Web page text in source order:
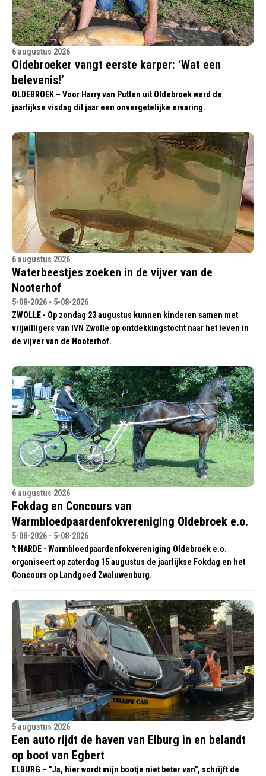
6 augustus 2026
Oldebroeker vangt eerste karper: ‘Wat een
belevenis!’
OLDEBROEK – Voor Harry van Putten uit Oldebroek werd de
jaarlijkse visdag dit jaar een onvergetelijke ervaring.
6 augustus 2026
Waterbeestjes zoeken in de vijver van de
Nooterhof
5-08-2026 - 5-08-2026
ZWOLLE - Op zondag 23 augustus kunnen kinderen samen met
vrijwilligers van IVN Zwolle op ontdekkingstocht naar het leven in
de vijver van de Nooterhof.
6 augustus 2026
Fokdag en Concours van
Warmbloedpaardenfokvereniging Oldebroek e.o.
5-08-2026 - 5-08-2026
't HARDE - Warmbloedpaardenfokvereniging Oldebroek e.o.
organiseert op zaterdag 15 augustus de jaarlijkse Fokdag en het
Concours op Landgoed Zwaluwenburg.
5 augustus 2026
Een auto rijdt de haven van Elburg in en belandt
op boot van Egbert
ELBURG – "Ja, hier wordt mijn bootje niet beter van", schrijft de